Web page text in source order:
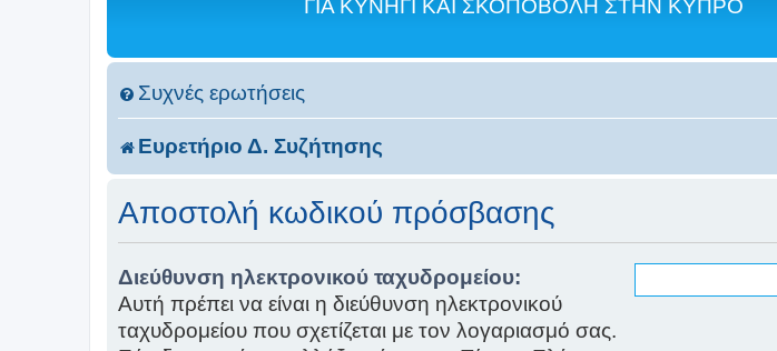
ΓΙΑ ΚΥΝΗΓΙ ΚΑΙ ΣΚΟΠΟΒΟΛΗ ΣΤΗΝ ΚΥΠΡΟ
Συχνές ερωτήσεις
Ευρετήριο Δ. Συζήτησης
Αποστολή κωδικού πρόσβασης
Διεύθυνση ηλεκτρονικού ταχυδρομείου:
Αυτή πρέπει να είναι η διεύθυνση ηλεκτρονικού
ταχυδρομείου που σχετίζεται με τον λογαριασμό σας.